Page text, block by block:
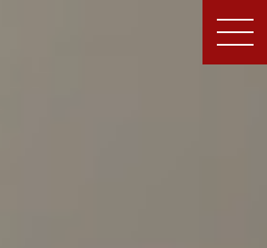
MEN
U